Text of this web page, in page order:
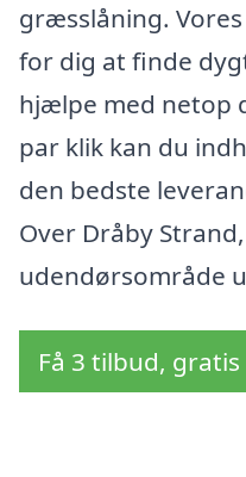
græsslåning.
for dig at finde
hjælpe med netop
par klik kan du
den bedste
Over Dråby
udendørsområde
Få 3 tilbud,